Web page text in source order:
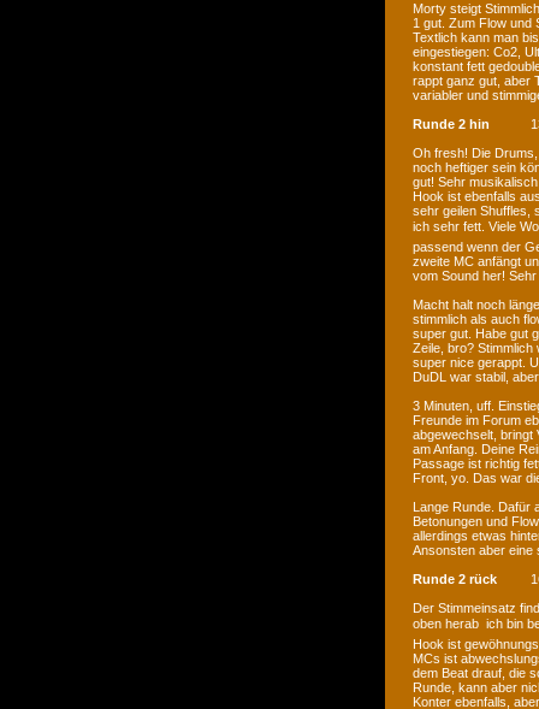
Morty steigt
1 gut. Zum Flow und
Textlich kann man
eingestiegen: Co2,
konstant fett
rappt ganz gut, aber
variabler und
Runde 2 hin
Oh fresh! Die
noch heftiger sein
gut! Sehr
Hook ist ebenfalls
sehr geilen Shuffles,
ich sehr fett. Viele
passend wenn der
zweite MC anfängt
vom Sound her!
Macht halt noch
stimmlich als auch
super gut. Habe gut
Zeile, bro?
super nice gerappt.
DuDL war stabil,
3 Minuten, uff.
Freunde im Forum
abgewechselt, bringt
am Anfang. Deine
Passage ist richtig
Front, yo. Das war
Lange Runde. Dafür
Betonungen und
allerdings etwas
Ansonsten aber eine
Runde 2 rück
Der Stimmeinsatz
oben herab  ich bin
Hook ist
MCs ist
dem Beat drauf, die
Runde, kann aber
Konter ebenfalls,